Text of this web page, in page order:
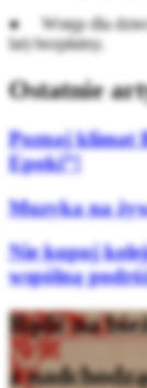
● Wstęp dla dzieci
lat) bezpłatny.
Ostatnie
Poznaj klimat
Epoki”!
Muzyka na
Nie kupuj
wspólną
Bądź na
z